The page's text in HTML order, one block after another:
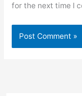
for the next time I